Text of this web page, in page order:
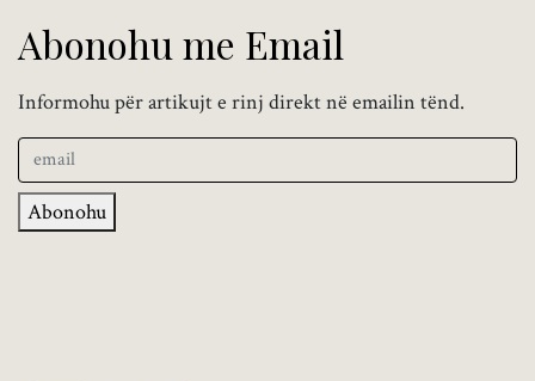
Abonohu me Email
Informohu për artikujt e rinj direkt në emailin tënd.
Abonohu